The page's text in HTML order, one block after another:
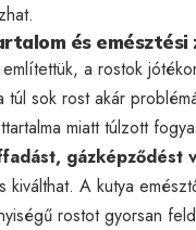
és emésztési
a rostok
túl sok rost akár
miatt túlzott
gázképződést
kiválthat. A kutya
rostot gyorsan